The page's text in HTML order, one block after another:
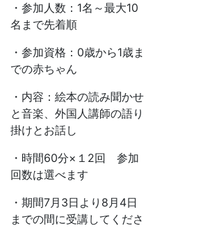
・参加人数：1名～最大10
名まで先着順
・参加資格：0歳から1歳ま
での赤ちゃん
・内容：絵本の読み聞かせ
と音楽、外国人講師の語り
掛けとお話し
・時間60分×１2回 参加
回数は選べます
・期間7月3日より8月4日
までの間に受講してくださ